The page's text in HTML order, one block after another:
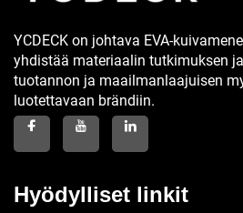
YCDECK on johtava EVA-
yhdistää materiaalin tutkimuksen
tuotannon ja maailmanlaajuisen
luotettavaan brändiin.
Hyödylliset linkit